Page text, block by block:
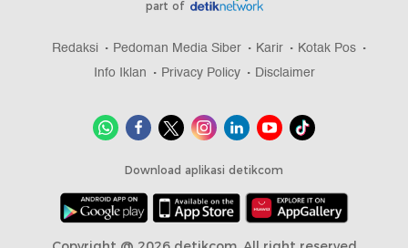
part of
Redaksi Pedoman Media Siber Karir
Kotak Pos
Info Iklan
Privacy Policy Disclaimer
Download aplikasi detikcom